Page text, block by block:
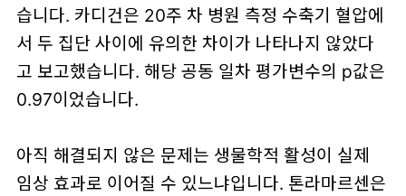
습니다. 카디건은 20주 차 병원 측정 수축기 혈압에
서 두 집단 사이에 유의한 차이가 나타나지 않았다
고 보고했습니다. 해당 공동 일차 평가변수의 p값은
0.97이었습니다.
아직 해결되지 않은 문제는 생물학적 활성이 실제
임상 효과로 이어질 수 있느냐입니다. 톤라마르센은